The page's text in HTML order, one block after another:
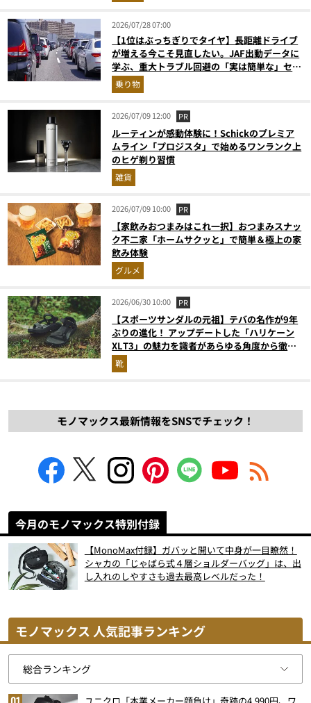
2026/07/28 07:00
【1位はぶっちぎりでタイヤ】長距離ドライブ
が増える今こそ見直したい。JAF出動データに
学ぶ、重大トラブル回避の「実は簡単な」セル
フメンテ術
乗り物
2026/07/09 12:00 PR
ルーティンが感動体験に！Schickのプレミア
ムライン「プロジスタ」で始めるワンランク上
のヒゲ剃り習慣
雑貨
2026/07/09 10:00 PR
【家飲みおつまみはこれ一択】おつまみスナッ
ク不二家「ホームサクッと」で簡単＆極上の家
飲み体験
グルメ
2026/06/30 10:00 PR
【スポーツサンダルの元祖】テバの名作が9年
ぶりの進化！ アップデートした「ハリケーン
XLT3」の魅力を識者があらゆる角度から徹底
解説！
靴
モノマックス最新情報をSNSでチェック！
今月のモノマックス特別付録
【MonoMax付録】ガバッと開いて中身が一目瞭然！
シャカの「じゃばら式４層ショルダーバッグ」は、出
し入れのしやすさも過去最高レベルだった！
モノマックス 人気記事ランキング